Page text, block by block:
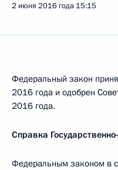
2 июня 2016 года 15:15
Федеральный закон
2016 года и одобрен
2016 года.
Справка
Федеральным законом в